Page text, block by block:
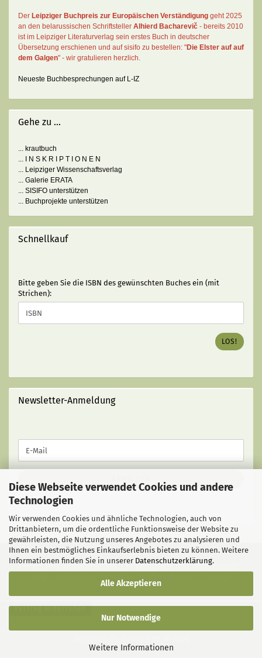
Diese Webseite verwendet Cookies und andere
Technologien
Wir verwenden Cookies und ähnliche Technologien, auch von
Drittanbietern, um die ordentliche Funktionsweise der Website zu
gewährleisten, die Nutzung unseres Angebotes zu analysieren und
Ihnen ein bestmögliches Einkaufserlebnis bieten zu können. Weitere
Informationen finden Sie in unserer Datenschutzerklärung.
Alle Akzeptieren
Nur Notwendige
Weitere Informationen
Der Leipziger Buchpreis zur Europäischen Verständigung geht 2025
an den belarussischen Schriftsteller Alhierd Bacharevič - bereits 2010
ist im Leipziger Literaturverlag sein erstes Buch in deutscher
Übersetzung erschienen und auf sisifo zu bestellen: "Die Elster auf auf
dem Galgen" - wir gratulieren herzlich.
Neueste Buchbesprechungen auf L-IZ
Gehe zu ...
... krautbuch
... I N S K R I P T I O N E N
... Leipziger Wissenschaftsverlag
... Galerie ERATA
... SISIFO unterstützen
... Buchprojekte unterstützen
Schnellkauf
BITTE
GEBEN
SIE
DIE
ISBN
(MIT
STRICHEN):
Bitte geben Sie die ISBN des gewünschten Buches ein (mit
Strichen):
LOS!
Newsletter-Anmeldung
ZUR
E-
Mail
Liefer- und Versandkosten|Privatsphäre und Datenschutz
Kontakt Widerrufsrecht
Einstellungen
Vertrag widerrufen